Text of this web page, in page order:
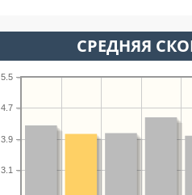
СРЕДНЯЯ
3.1
3.9
4.7
5.5